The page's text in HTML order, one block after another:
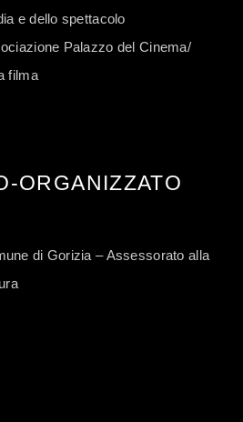
e dello spettacolo
Palazzo del Cinema/
filma
ORGANIZZATO
di Gorizia – Assessorato alla